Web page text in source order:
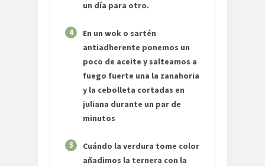
un día para otro.
4
En un wok o sartén
antiadherente ponemos un
poco de aceite y salteamos a
fuego fuerte una la zanahoria
y la cebolleta cortadas en
juliana durante un par de
minutos
5
Cuándo la verdura tome color
añadimos la ternera con la